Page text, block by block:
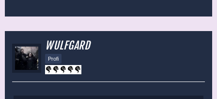
WULFGARD
Profi